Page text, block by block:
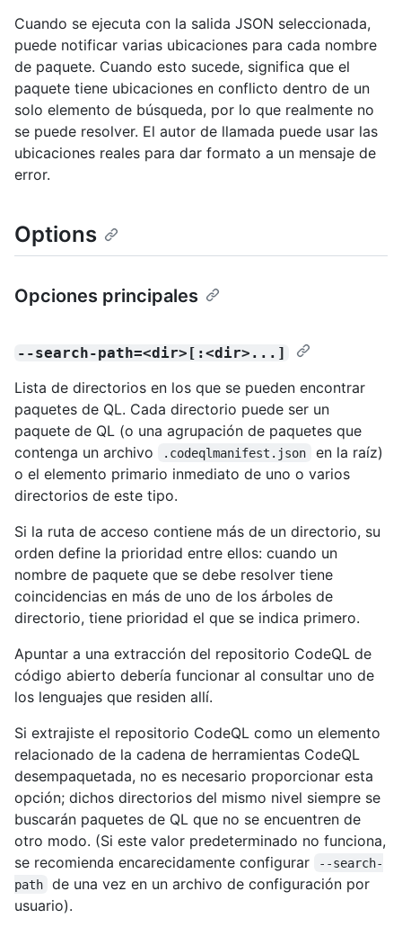
Cuando se ejecuta con la salida JSON seleccionada,
puede notificar varias ubicaciones para cada nombre
de paquete. Cuando esto sucede, significa que el
paquete tiene ubicaciones en conflicto dentro de un
solo elemento de búsqueda, por lo que realmente no
se puede resolver. El autor de llamada puede usar las
ubicaciones reales para dar formato a un mensaje de
error.
Options
Opciones principales
--search-path=<dir>[:<dir>...]
Lista de directorios en los que se pueden encontrar
paquetes de QL. Cada directorio puede ser un
paquete de QL (o una agrupación de paquetes que
contenga un archivo
.codeqlmanifest.json
en la raíz)
o el elemento primario inmediato de uno o varios
directorios de este tipo.
Si la ruta de acceso contiene más de un directorio, su
orden define la prioridad entre ellos: cuando un
nombre de paquete que se debe resolver tiene
coincidencias en más de uno de los árboles de
directorio, tiene prioridad el que se indica primero.
Apuntar a una extracción del repositorio CodeQL de
código abierto debería funcionar al consultar uno de
los lenguajes que residen allí.
Si extrajiste el repositorio CodeQL como un elemento
relacionado de la cadena de herramientas CodeQL
desempaquetada, no es necesario proporcionar esta
opción; dichos directorios del mismo nivel siempre se
buscarán paquetes de QL que no se encuentren de
otro modo. (Si este valor predeterminado no funciona,
se recomienda encarecidamente configurar
--search-
path
de una vez en un archivo de configuración por
usuario).